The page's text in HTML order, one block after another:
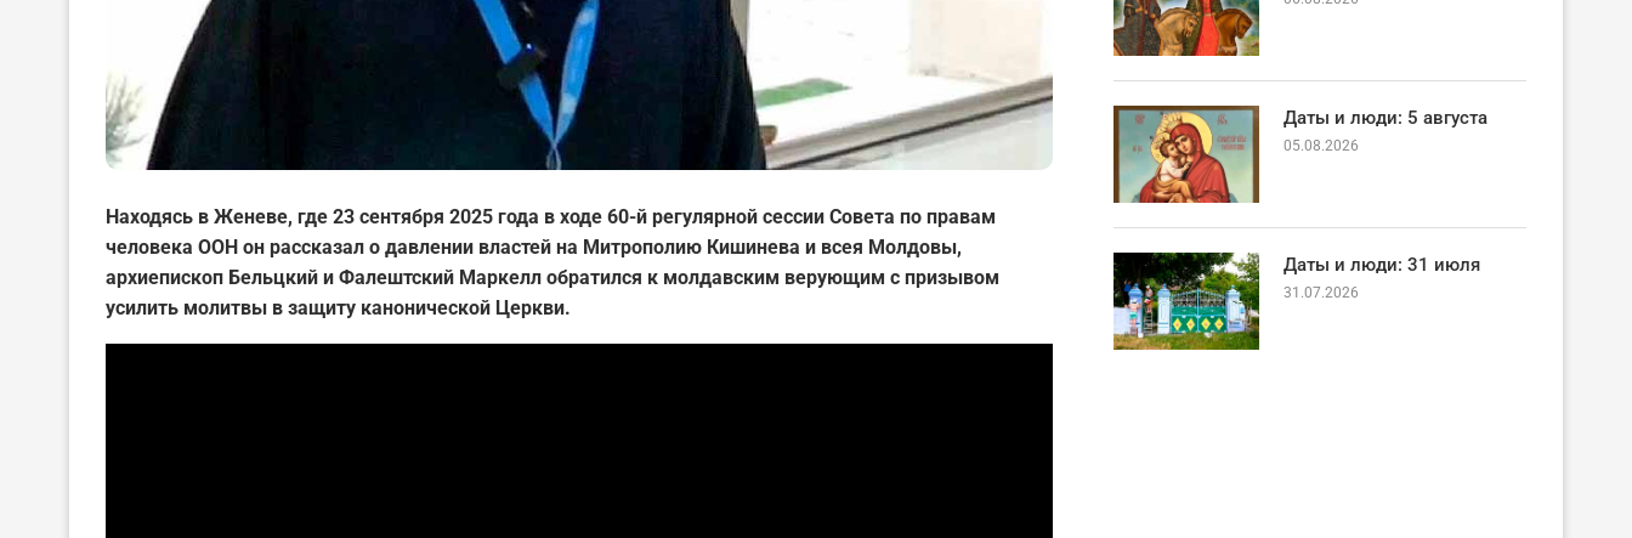
Находясь в Женеве, где 23 сентября 2025 года в ходе 60-й регулярной сессии Совета по правам
человека ООН он рассказал о давлении властей на Митрополию Кишинева и всея Молдовы,
архиепископ Бельцкий и Фалештский Маркелл обратился к молдавским верующим с призывом
усилить молитвы в защиту канонической Церкви.
Даты и люди: 5 августа
05.08.2026
Даты и люди: 31 июля
31.07.2026